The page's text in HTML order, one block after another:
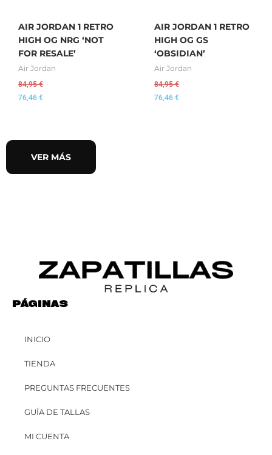
AIR JORDAN 1 RETRO
HIGH OG NRG ‘NOT
FOR RESALE’
Air Jordan
84,95€
76,46 €
AIR JORDAN 1 RETRO
HIGH OG GS
‘OBSIDIAN’
Air Jordan
84,95€
76,46 €
VER MÁS
PÁGINAS
INICIO
TIENDA
PREGUNTAS FRECUENTES
GUÍA DE TALLAS
MI CUENTA